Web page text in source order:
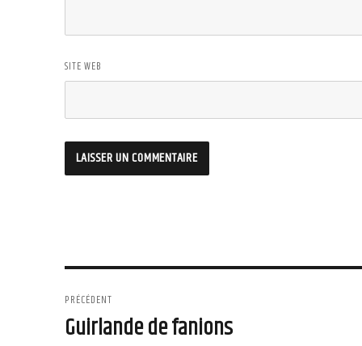
SITE WEB
de
PRÉCÉDENT
Article
Guirlande de fanions